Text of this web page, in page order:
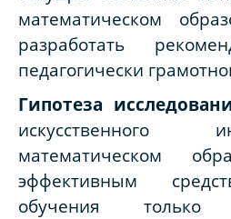
математическом
разработать
педагогически
Гипотеза
искусственного
математическом
эффективным
обучения